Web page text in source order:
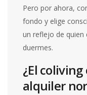
Pero por ahora,
fondo y elige
un reflejo de quien
duermes.
¿El
alquiler